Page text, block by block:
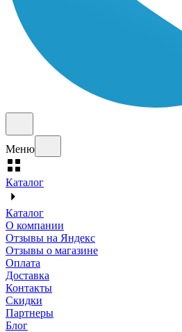
Меню
Каталог
Каталог
О компании
Отзывы на Яндекс
Отзывы о магазине
Оплата
Доставка
Контакты
Скидки
Партнеры
Блог